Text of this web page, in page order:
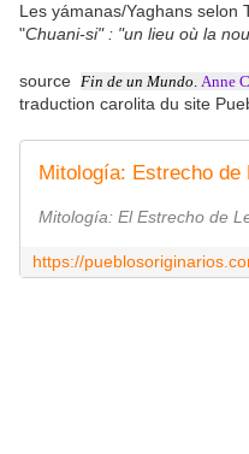
Les yámanas/Yaghans selon
"Chuani-si" : "un lieu où la
source Fin de un Mundo. Anne
traduction carolita du site
Mitología: El Estrecho de